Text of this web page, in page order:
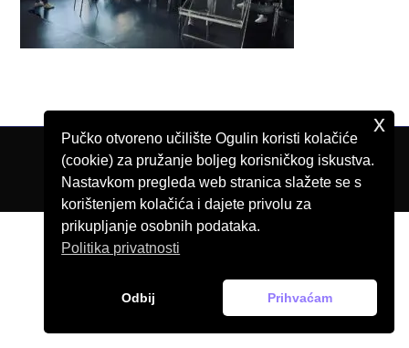
© Pučko otvoreno učilište Ogulin, 2026.
Pučko otvoreno učilište Ogulin koristi kolačiće
(cookie) za pružanje boljeg korisničkog iskustva.
Nastavkom pregleda web stranica slažete se s
korištenjem kolačića i dajete privolu za
prikupljanje osobnih podataka.
Politika privatnosti
Odbij Prihvaćam
x